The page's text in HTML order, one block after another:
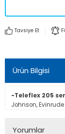
Tavsiye Et
Ürün Bilgisi
-Teleflex 205
Johnson,
Yorumlar